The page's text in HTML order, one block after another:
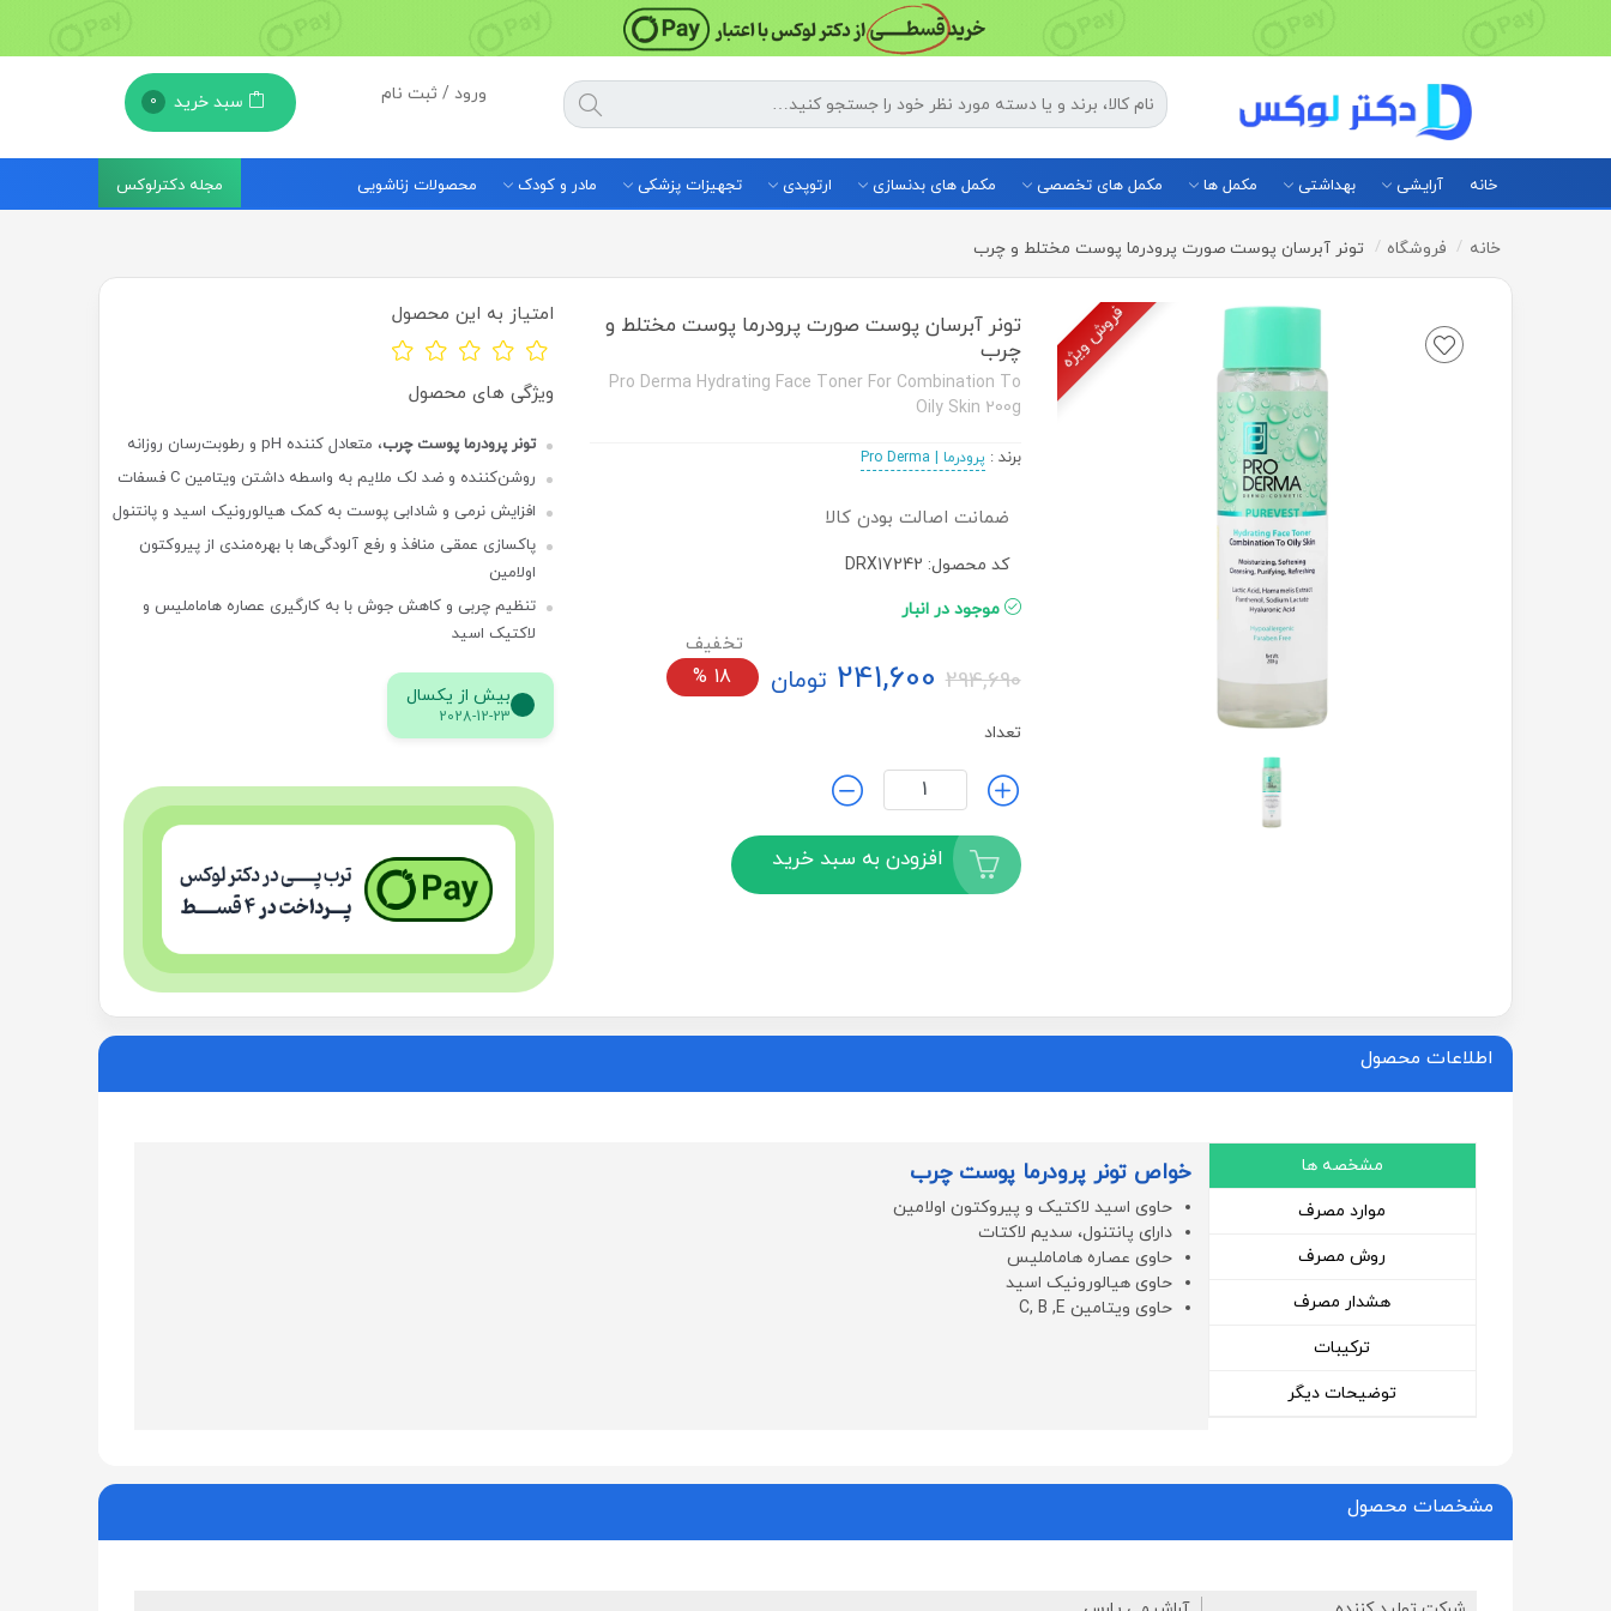
ورود / ثبت نام سبد خرید 0
خانه آرایشی بهداشتی مکمل ها مکمل های تخصصی مکمل های بدنسازی ارتوپدی تجهیزات پزشکی مادر و کودک محصولات زناشویی مجله دکترلوکس
خانه فروشگاه تونر آبرسان پوست صورت پرودرما پوست مختلط و چرب
فروش ویژه
تونر آبرسان پوست صورت پرودرما پوست مختلط و
چرب
Pro Derma Hydrating Face Toner For Combination To
Oily Skin 200g
برند : پرودرما | Pro Derma
ضمانت اصالت بودن کالا
کد محصول: DRX17242
موجود در انبار
294,690 تومان 18
%
تعداد
افزودن به سبد خرید
امتیاز به این محصول
ویژگی های محصول
تونر پرودرما پوست چرب، متعادل کننده pH و رطوبت‌رسان روزانه
روشن‌کننده و ضد لک ملایم به واسطه داشتن ویتامین C فسفات
افزایش نرمی و شادابی پوست به کمک هیالورونیک اسید و پانتنول
پاکسازی عمقی منافذ و رفع آلودگی‌ها با بهره‌مندی از پیروکتون
اولامین
تنظیم چربی و کاهش جوش با به کارگیری عصاره هاماملیس و
لاکتیک اسید
بیش از یکسال
2028-12-23
اطلاعات محصول
مشخصه ها
موارد مصرف
روش مصرف
هشدار مصرف
ترکیبات
توضیحات دیگر
خواص تونر پرودرما پوست چرب
حاوی اسید لاکتیک و پیروکتون اولامین
دارای پانتنول، سدیم لاکتات
حاوی عصاره هاماملیس
حاوی هیالورونیک اسید
حاوی ویتامین C, B ,E
مشخصات محصول